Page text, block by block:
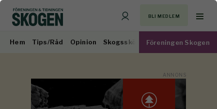
BLI MEDLEM
Hem Tips/Råd Opinion Skogsskötsel Virkesmarknad
Föreningen Skogen